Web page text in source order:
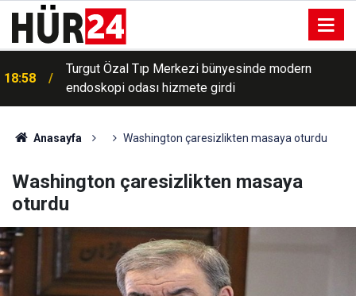
18:58
Turgut Özal Tıp Merkezi bünyesinde modern
endoskopi odası hizmete girdi
Anasayfa Washington çaresizlikten masaya oturdu
Washington çaresizlikten masaya
oturdu